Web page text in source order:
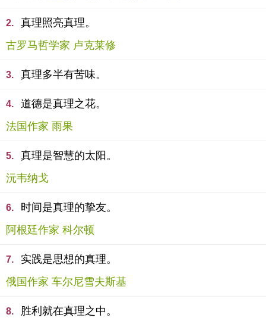
2.
真理照亮真理。
古罗马哲学家 卢克莱修
3. 真理多半有苦味。
4.
道德是真理之花。
法国作家 雨果
5.
真理是智慧的太阳。
沅韦纳戈
6.
时间是真理的挚友。
阿根廷作家 科尔顿
7.
实践是思想的真理。
俄国作家 车尔尼雪夫斯基
8.
胜利就在真理之中。